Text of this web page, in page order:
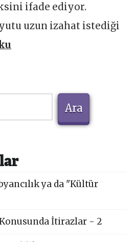
ifade ediyor.
uzun izahat istediği
Ara
ya da "Kültür
İtirazlar - 2